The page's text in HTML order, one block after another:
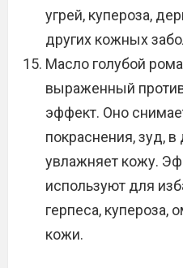
угрей, купероза,
других кожных
Масло голубой
выраженный
эффект. Оно
покраснения, зуд,
увлажняет кожу.
используют для
герпеса, купероза,
кожи.